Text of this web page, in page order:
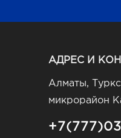
АДРЕС И
Алматы,
микрорайон